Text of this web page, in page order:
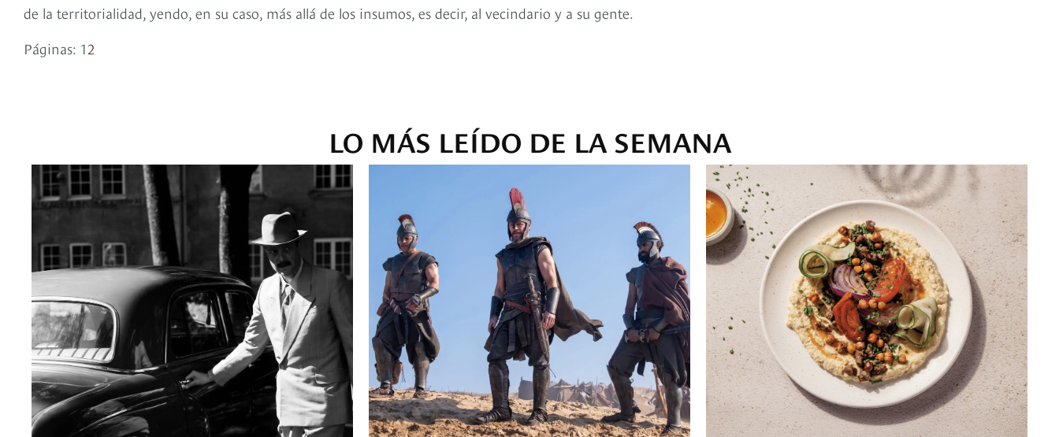
de la territorialidad, yendo, en su caso, más allá de los insumos, es decir, al vecindario y a su gente.
Páginas: 12
LO MÁS LEÍDO DE LA SEMANA